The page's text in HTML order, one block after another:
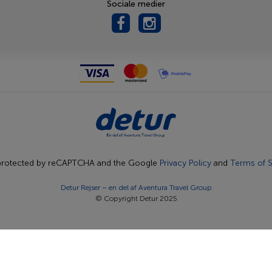
Sociale medier
by reCAPTCHA and the Google Privacy Policy and Terms of
Detur Rejser – en del af Aventura Travel Group
© Copyright Detur 2025